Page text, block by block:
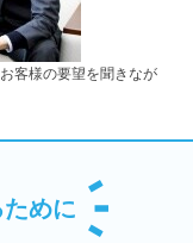
客様の要望を聞きなが
めに